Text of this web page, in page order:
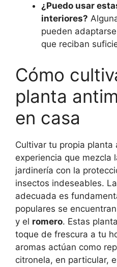
¿Puedo usar
interiores?
pueden
que reciban
Cómo
planta
en casa
Cultivar tu propia planta
experiencia que mezcla
jardinería con la
insectos indeseables.
adecuada es
populares se
y el romero. Estas
toque de frescura a tu
aromas actúan como
citronela, en particular,